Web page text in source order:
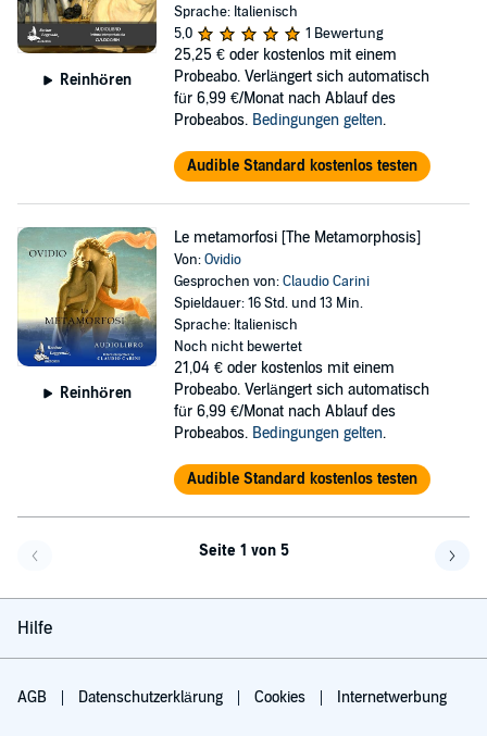
Reinhören
Sprache: Italienisch
5,0
1 Bewertung
25,25 € oder kostenlos mit einem
Probeabo. Verlängert sich automatisch
für 6,99 €/Monat nach Ablauf des
Probeabos. Bedingungen gelten.
Audible Standard kostenlos testen
Reinhören
Le metamorfosi [The Metamorphosis]
Von:Ovidio
Gesprochen von:Claudio Carini
Spieldauer: 16 Std. und 13 Min.
Sprache: Italienisch
Noch nicht bewertet
21,04 € oder kostenlos mit einem
Probeabo. Verlängert sich automatisch
für 6,99 €/Monat nach Ablauf des
Probeabos. Bedingungen gelten.
Audible Standard kostenlos testen
Seite 1 von 5
Hilfe
AGB Datenschutzerklärung Cookies Internetwerbung